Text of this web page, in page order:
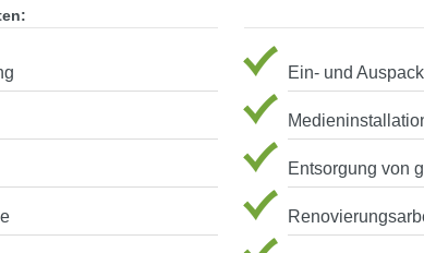
Ein- und
Entsorgung von